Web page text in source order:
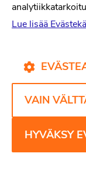
reaktioita
Lue lisää
VAIN
HYVÄKSY